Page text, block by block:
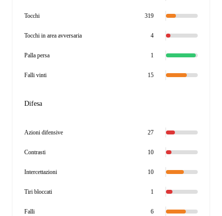
Tocchi 319
Tocchi in area avversaria 4
Palla persa 1
Falli vinti 15
Difesa
Azioni difensive 27
Contrasti 10
Intercettazioni 10
Tiri bloccati 1
Falli 6